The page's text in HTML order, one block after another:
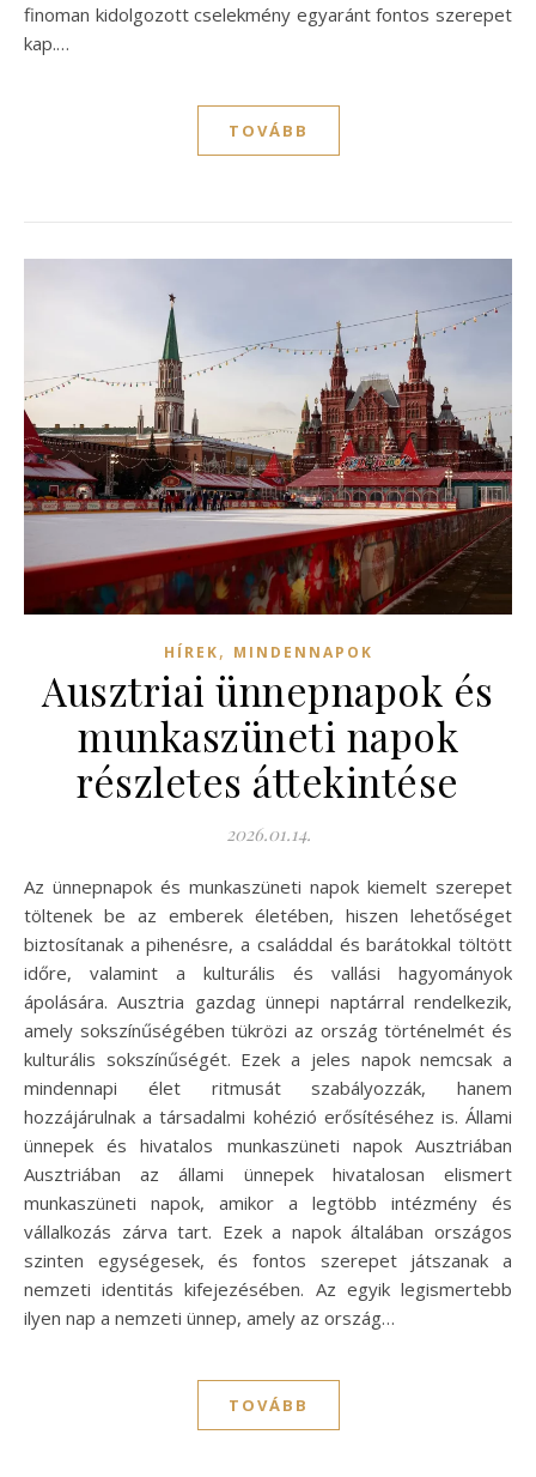
finoman kidolgozott cselekmény egyaránt fontos szerepet
kap.…
TOVÁBB
HÍREK, MINDENNAPOK
Ausztriai ünnepnapok és
munkaszüneti napok
részletes áttekintése
2026.01.14.
Az ünnepnapok és munkaszüneti napok kiemelt szerepet
töltenek be az emberek életében, hiszen lehetőséget
biztosítanak a pihenésre, a családdal és barátokkal töltött
időre, valamint a kulturális és vallási hagyományok
ápolására. Ausztria gazdag ünnepi naptárral rendelkezik,
amely sokszínűségében tükrözi az ország történelmét és
kulturális sokszínűségét. Ezek a jeles napok nemcsak a
mindennapi élet ritmusát szabályozzák, hanem
hozzájárulnak a társadalmi kohézió erősítéséhez is. Állami
ünnepek és hivatalos munkaszüneti napok Ausztriában
Ausztriában az állami ünnepek hivatalosan elismert
munkaszüneti napok, amikor a legtöbb intézmény és
vállalkozás zárva tart. Ezek a napok általában országos
szinten egységesek, és fontos szerepet játszanak a
nemzeti identitás kifejezésében. Az egyik legismertebb
ilyen nap a nemzeti ünnep, amely az ország…
TOVÁBB